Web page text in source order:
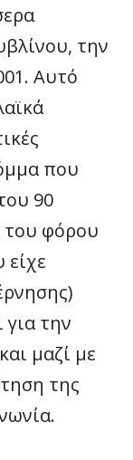
την
Αυτό
που
90
του φόρου
είχε
για την
μαζί με
της